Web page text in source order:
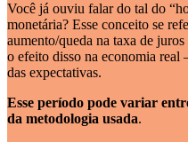
Você já ouviu falar do tal do
monetária? Esse conceito se
aumento/queda na taxa de
o efeito disso na economia
das expectativas.
Esse período pode variar
da metodologia usada.